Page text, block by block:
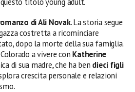
di Ali Novak. La storia segue
costretta a ricominciare
dopo la morte della sua famiglia.
a vivere con Katherine
di sua madre, che ha ben dieci figli
crescita personale e relazioni